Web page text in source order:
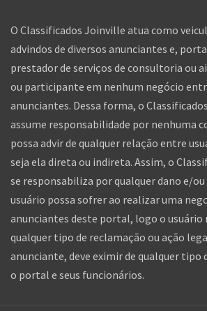
O Classificados Joinville atua como
advindos de diversos anunciantes e,
prestador de serviços de consultoria ou
ou participante em nenhum negócio
anunciantes. Dessa forma, o
assume responsabilidade por nenhuma
possa advir de qualquer relação entre
seja ela direta ou indireta. Assim, o
se responsabiliza por qualquer dano e/
usuário possa sofrer ao realizar uma
anunciantes deste portal, logo o usuário
qualquer tipo de reclamação ou ação
anunciante, deve eximir de qualquer tipo
o portal e seus funcionários.